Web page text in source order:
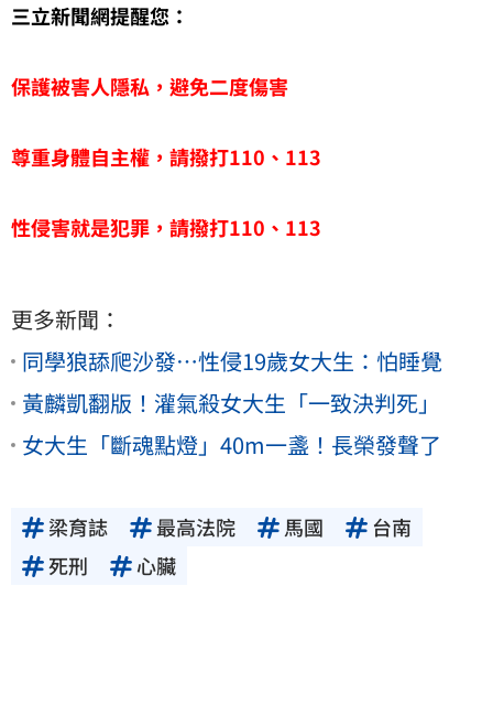
三立新聞網提醒您：
保護被害人隱私，避免二度傷害
尊重身體自主權，請撥打110、113
性侵害就是犯罪，請撥打110、113
更多新聞：
同學狼舔爬沙發…性侵19歲女大生：怕睡覺
黃麟凱翻版！灌氣殺女大生「一致決判死」
女大生「斷魂點燈」40m一盞！長榮發聲了
梁育誌 最高法院 馬國
台南
死刑
心臟